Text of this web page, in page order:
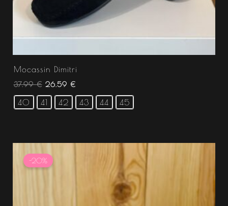
Mocassin Dimitri
37.99€ 26.59 €
40 41 42 43 44 45
-20%
prix
initial